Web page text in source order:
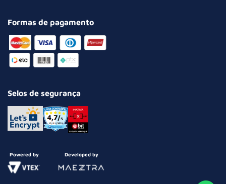
Formas de pagamento
Selos de segurança
Powered by Developed by